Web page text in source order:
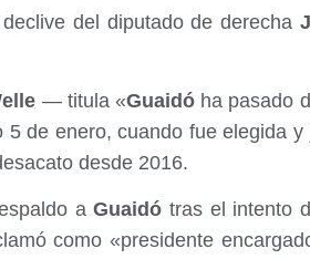
del diputado de derecha
— titula «Guaidóha pasado
de enero, cuando fue elegida
desde 2016.
aGuaidó tras el intento
como «presidente